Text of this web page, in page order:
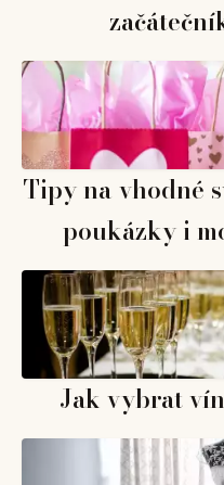
Tipy na vhodné
poukázky i
Jak vybrat